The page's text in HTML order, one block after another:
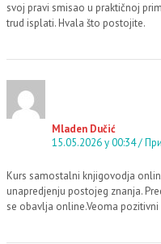
svoj pravi smisao u praktičnoj
trud isplati. Hvala što postojite.
Mladen Dučić
15.05.2026 у 00:34
Kurs samostalni knjigovodja
unapredjenju postojeg znanja.
se obavlja online.Veoma pozitivni